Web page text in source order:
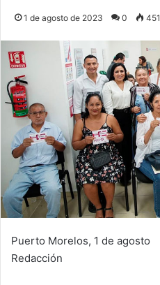
1 de agosto de 2023 0 451
Puerto Morelos, 1 de agosto
Redacción